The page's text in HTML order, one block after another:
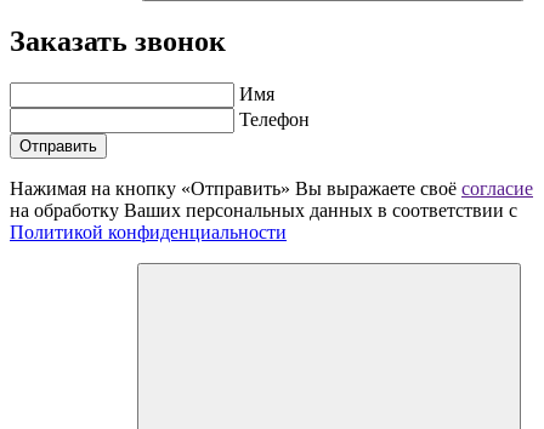
Заказать звонок
Имя
Телефон
Отправить
Нажимая на кнопку «Отправить» Вы выражаете своё согласие
на обработку Ваших персональных данных в соответствии с
Политикой конфиденциальности